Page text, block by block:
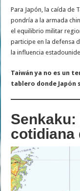
Para Japón, la caída de
pondría a la armada
el equilibrio militar
participe en la defensa
la influencia
Taiwán ya no es un
tablero donde Japón
cotidiana